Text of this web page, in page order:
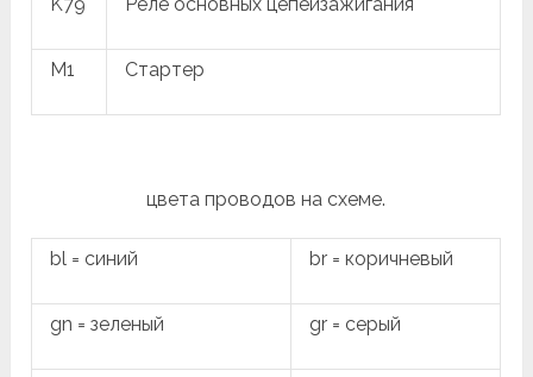
M1 Стартер
цвета проводов на схеме.
bl = синий br = коричневый
gn = зеленый gr = серый